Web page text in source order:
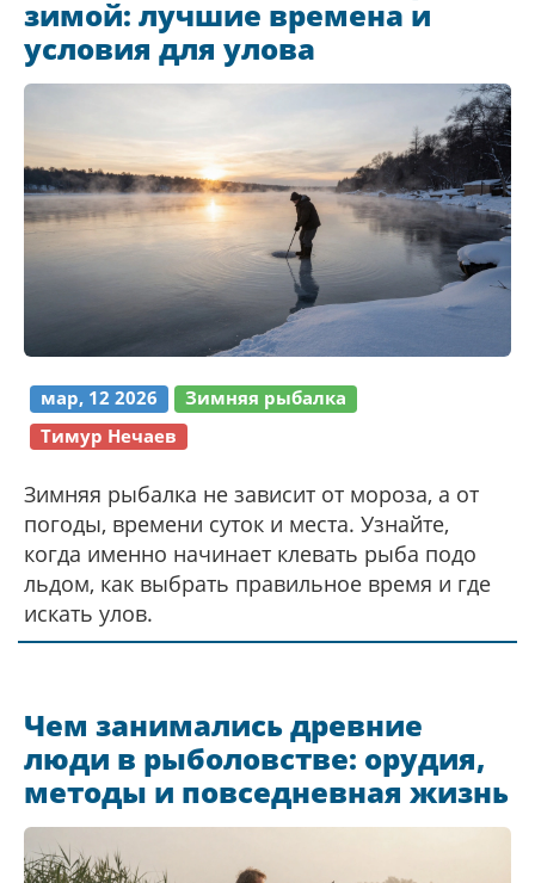
зимой: лучшие времена и
условия для улова
мар, 12 2026
Зимняя рыбалка
Тимур Нечаев
Зимняя рыбалка не зависит от мороза, а от
погоды, времени суток и места. Узнайте,
когда именно начинает клевать рыба подо
льдом, как выбрать правильное время и где
искать улов.
Чем занимались древние
люди в рыболовстве: орудия,
методы и повседневная жизнь